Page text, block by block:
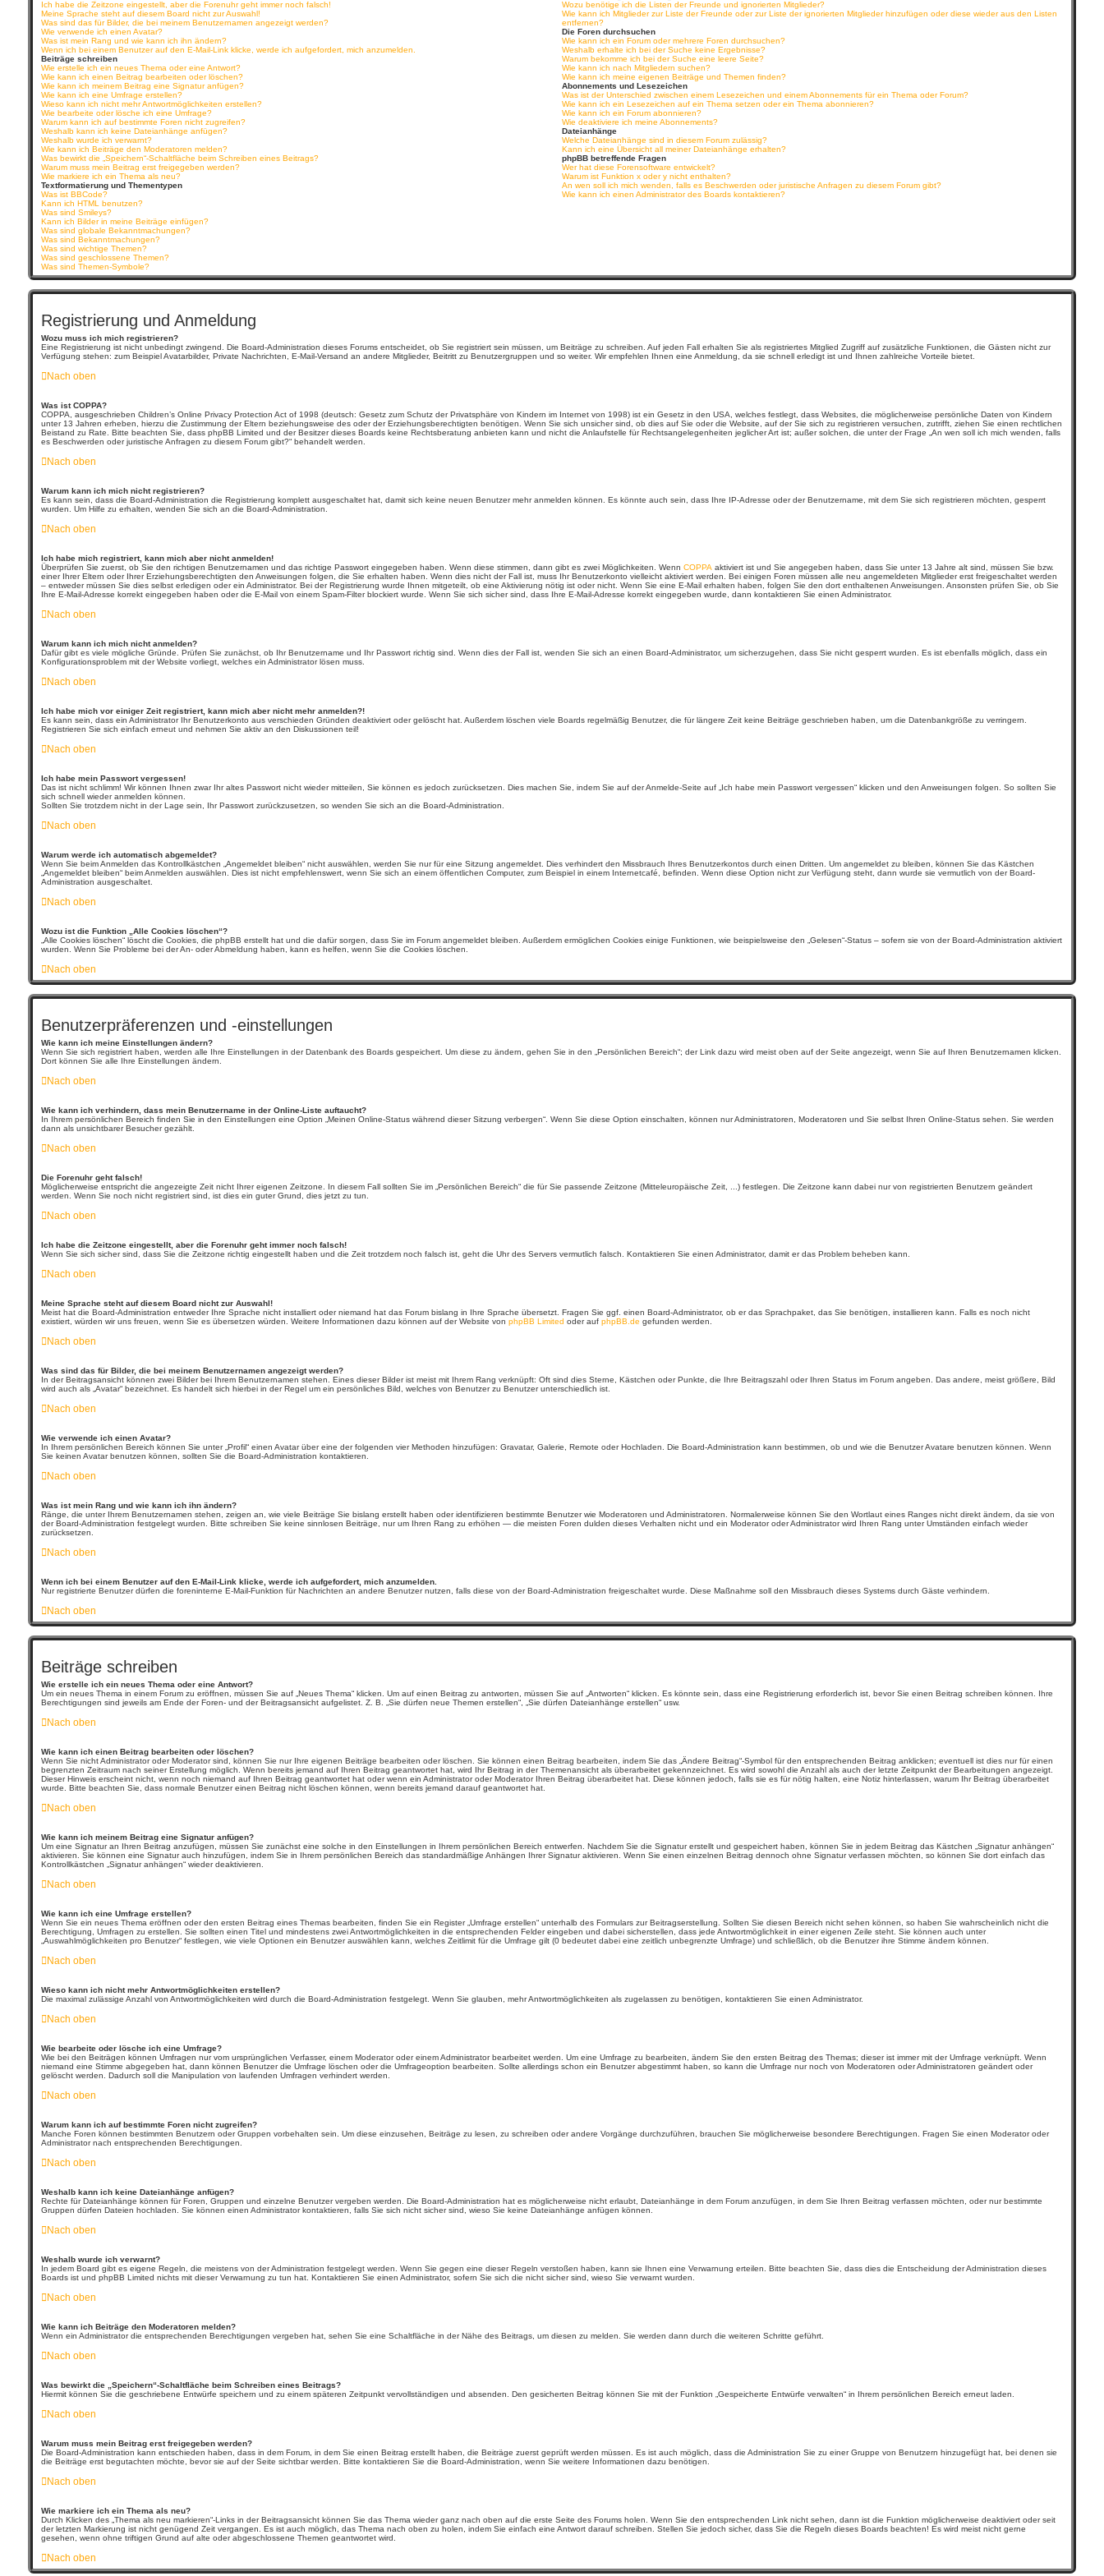
Ich habe die Zeitzone eingestellt, aber die Forenuhr geht immer noch falsch!
Meine Sprache steht auf diesem Board nicht zur Auswahl!
Was sind das für Bilder, die bei meinem Benutzernamen angezeigt werden?
Wie verwende ich einen Avatar?
Was ist mein Rang und wie kann ich ihn ändern?
Wenn ich bei einem Benutzer auf den E-Mail-Link klicke, werde ich aufgefordert, mich anzumelden.
Beiträge schreiben
Wie erstelle ich ein neues Thema oder eine Antwort?
Wie kann ich einen Beitrag bearbeiten oder löschen?
Wie kann ich meinem Beitrag eine Signatur anfügen?
Wie kann ich eine Umfrage erstellen?
Wieso kann ich nicht mehr Antwortmöglichkeiten erstellen?
Wie bearbeite oder lösche ich eine Umfrage?
Warum kann ich auf bestimmte Foren nicht zugreifen?
Weshalb kann ich keine Dateianhänge anfügen?
Weshalb wurde ich verwarnt?
Wie kann ich Beiträge den Moderatoren melden?
Was bewirkt die „Speichern“-Schaltfläche beim Schreiben eines Beitrags?
Warum muss mein Beitrag erst freigegeben werden?
Wie markiere ich ein Thema als neu?
Textformatierung und Thementypen
Was ist BBCode?
Kann ich HTML benutzen?
Was sind Smileys?
Kann ich Bilder in meine Beiträge einfügen?
Was sind globale Bekanntmachungen?
Was sind Bekanntmachungen?
Was sind wichtige Themen?
Was sind geschlossene Themen?
Was sind Themen-Symbole?
Wozu benötige ich die Listen der Freunde und ignorierten Mitglieder?
Wie kann ich Mitglieder zur Liste der Freunde oder zur Liste der ignorierten Mitglieder hinzufügen oder diese wieder aus den Listen
entfernen?
Die Foren durchsuchen
Wie kann ich ein Forum oder mehrere Foren durchsuchen?
Weshalb erhalte ich bei der Suche keine Ergebnisse?
Warum bekomme ich bei der Suche eine leere Seite?
Wie kann ich nach Mitgliedern suchen?
Wie kann ich meine eigenen Beiträge und Themen finden?
Abonnements und Lesezeichen
Was ist der Unterschied zwischen einem Lesezeichen und einem Abonnements für ein Thema oder Forum?
Wie kann ich ein Lesezeichen auf ein Thema setzen oder ein Thema abonnieren?
Wie kann ich ein Forum abonnieren?
Wie deaktiviere ich meine Abonnements?
Dateianhänge
Welche Dateianhänge sind in diesem Forum zulässig?
Kann ich eine Übersicht all meiner Dateianhänge erhalten?
phpBB betreffende Fragen
Wer hat diese Forensoftware entwickelt?
Warum ist Funktion x oder y nicht enthalten?
An wen soll ich mich wenden, falls es Beschwerden oder juristische Anfragen zu diesem Forum gibt?
Wie kann ich einen Administrator des Boards kontaktieren?
Registrierung und Anmeldung
Wozu muss ich mich registrieren?
Eine Registrierung ist nicht unbedingt zwingend. Die Board-Administration dieses Forums entscheidet, ob Sie registriert sein müssen, um Beiträge zu schreiben. Auf jeden Fall erhalten Sie als registriertes Mitglied Zugriff auf zusätzliche Funktionen, die Gästen nicht zur
Verfügung stehen: zum Beispiel Avatarbilder, Private Nachrichten, E-Mail-Versand an andere Mitglieder, Beitritt zu Benutzergruppen und so weiter. Wir empfehlen Ihnen eine Anmeldung, da sie schnell erledigt ist und Ihnen zahlreiche Vorteile bietet.
Nach oben
Was ist COPPA?
COPPA, ausgeschrieben Children’s Online Privacy Protection Act of 1998 (deutsch: Gesetz zum Schutz der Privatsphäre von Kindern im Internet von 1998) ist ein Gesetz in den USA, welches festlegt, dass Websites, die möglicherweise persönliche Daten von Kindern
unter 13 Jahren erheben, hierzu die Zustimmung der Eltern beziehungsweise des oder der Erziehungsberechtigten benötigen. Wenn Sie sich unsicher sind, ob dies auf Sie oder die Website, auf der Sie sich zu registrieren versuchen, zutrifft, ziehen Sie einen rechtlichen
Beistand zu Rate. Bitte beachten Sie, dass phpBB Limited und der Besitzer dieses Boards keine Rechtsberatung anbieten kann und nicht die Anlaufstelle für Rechtsangelegenheiten jeglicher Art ist; außer solchen, die unter der Frage „An wen soll ich mich wenden, falls
es Beschwerden oder juristische Anfragen zu diesem Forum gibt?“ behandelt werden.
Nach oben
Warum kann ich mich nicht registrieren?
Es kann sein, dass die Board-Administration die Registrierung komplett ausgeschaltet hat, damit sich keine neuen Benutzer mehr anmelden können. Es könnte auch sein, dass Ihre IP-Adresse oder der Benutzername, mit dem Sie sich registrieren möchten, gesperrt
wurden. Um Hilfe zu erhalten, wenden Sie sich an die Board-Administration.
Nach oben
Ich habe mich registriert, kann mich aber nicht anmelden!
Überprüfen Sie zuerst, ob Sie den richtigen Benutzernamen und das richtige Passwort eingegeben haben. Wenn diese stimmen, dann gibt es zwei Möglichkeiten. Wenn COPPA aktiviert ist und Sie angegeben haben, dass Sie unter 13 Jahre alt sind, müssen Sie bzw.
einer Ihrer Eltern oder Ihrer Erziehungsberechtigten den Anweisungen folgen, die Sie erhalten haben. Wenn dies nicht der Fall ist, muss Ihr Benutzerkonto vielleicht aktiviert werden. Bei einigen Foren müssen alle neu angemeldeten Mitglieder erst freigeschaltet werden
– entweder müssen Sie dies selbst erledigen oder ein Administrator. Bei der Registrierung wurde Ihnen mitgeteilt, ob eine Aktivierung nötig ist oder nicht. Wenn Sie eine E-Mail erhalten haben, folgen Sie den dort enthaltenen Anweisungen. Ansonsten prüfen Sie, ob Sie
Ihre E-Mail-Adresse korrekt eingegeben haben oder die E-Mail von einem Spam-Filter blockiert wurde. Wenn Sie sich sicher sind, dass Ihre E-Mail-Adresse korrekt eingegeben wurde, dann kontaktieren Sie einen Administrator.
Nach oben
Warum kann ich mich nicht anmelden?
Dafür gibt es viele mögliche Gründe. Prüfen Sie zunächst, ob Ihr Benutzername und Ihr Passwort richtig sind. Wenn dies der Fall ist, wenden Sie sich an einen Board-Administrator, um sicherzugehen, dass Sie nicht gesperrt wurden. Es ist ebenfalls möglich, dass ein
Konfigurationsproblem mit der Website vorliegt, welches ein Administrator lösen muss.
Nach oben
Ich habe mich vor einiger Zeit registriert, kann mich aber nicht mehr anmelden?!
Es kann sein, dass ein Administrator Ihr Benutzerkonto aus verschieden Gründen deaktiviert oder gelöscht hat. Außerdem löschen viele Boards regelmäßig Benutzer, die für längere Zeit keine Beiträge geschrieben haben, um die Datenbankgröße zu verringern.
Registrieren Sie sich einfach erneut und nehmen Sie aktiv an den Diskussionen teil!
Nach oben
Ich habe mein Passwort vergessen!
Das ist nicht schlimm! Wir können Ihnen zwar Ihr altes Passwort nicht wieder mitteilen, Sie können es jedoch zurücksetzen. Dies machen Sie, indem Sie auf der Anmelde-Seite auf „Ich habe mein Passwort vergessen“ klicken und den Anweisungen folgen. So sollten Sie
sich schnell wieder anmelden können.
Sollten Sie trotzdem nicht in der Lage sein, Ihr Passwort zurückzusetzen, so wenden Sie sich an die Board-Administration.
Nach oben
Warum werde ich automatisch abgemeldet?
Wenn Sie beim Anmelden das Kontrollkästchen „Angemeldet bleiben“ nicht auswählen, werden Sie nur für eine Sitzung angemeldet. Dies verhindert den Missbrauch Ihres Benutzerkontos durch einen Dritten. Um angemeldet zu bleiben, können Sie das Kästchen
„Angemeldet bleiben“ beim Anmelden auswählen. Dies ist nicht empfehlenswert, wenn Sie sich an einem öffentlichen Computer, zum Beispiel in einem Internetcafé, befinden. Wenn diese Option nicht zur Verfügung steht, dann wurde sie vermutlich von der Board-
Administration ausgeschaltet.
Nach oben
Wozu ist die Funktion „Alle Cookies löschen“?
„Alle Cookies löschen“ löscht die Cookies, die phpBB erstellt hat und die dafür sorgen, dass Sie im Forum angemeldet bleiben. Außerdem ermöglichen Cookies einige Funktionen, wie beispielsweise den „Gelesen“-Status – sofern sie von der Board-Administration aktiviert
wurden. Wenn Sie Probleme bei der An- oder Abmeldung haben, kann es helfen, wenn Sie die Cookies löschen.
Nach oben
Benutzerpräferenzen und -einstellungen
Wie kann ich meine Einstellungen ändern?
Wenn Sie sich registriert haben, werden alle Ihre Einstellungen in der Datenbank des Boards gespeichert. Um diese zu ändern, gehen Sie in den „Persönlichen Bereich“; der Link dazu wird meist oben auf der Seite angezeigt, wenn Sie auf Ihren Benutzernamen klicken.
Dort können Sie alle Ihre Einstellungen ändern.
Nach oben
Wie kann ich verhindern, dass mein Benutzername in der Online-Liste auftaucht?
In Ihrem persönlichen Bereich finden Sie in den Einstellungen eine Option „Meinen Online-Status während dieser Sitzung verbergen“. Wenn Sie diese Option einschalten, können nur Administratoren, Moderatoren und Sie selbst Ihren Online-Status sehen. Sie werden
dann als unsichtbarer Besucher gezählt.
Nach oben
Die Forenuhr geht falsch!
Möglicherweise entspricht die angezeigte Zeit nicht Ihrer eigenen Zeitzone. In diesem Fall sollten Sie im „Persönlichen Bereich“ die für Sie passende Zeitzone (Mitteleuropäische Zeit, ...) festlegen. Die Zeitzone kann dabei nur von registrierten Benutzern geändert
werden. Wenn Sie noch nicht registriert sind, ist dies ein guter Grund, dies jetzt zu tun.
Nach oben
Ich habe die Zeitzone eingestellt, aber die Forenuhr geht immer noch falsch!
Wenn Sie sich sicher sind, dass Sie die Zeitzone richtig eingestellt haben und die Zeit trotzdem noch falsch ist, geht die Uhr des Servers vermutlich falsch. Kontaktieren Sie einen Administrator, damit er das Problem beheben kann.
Nach oben
Meine Sprache steht auf diesem Board nicht zur Auswahl!
Meist hat die Board-Administration entweder Ihre Sprache nicht installiert oder niemand hat das Forum bislang in Ihre Sprache übersetzt. Fragen Sie ggf. einen Board-Administrator, ob er das Sprachpaket, das Sie benötigen, installieren kann. Falls es noch nicht
existiert, würden wir uns freuen, wenn Sie es übersetzen würden. Weitere Informationen dazu können auf der Website von phpBB Limited oder auf phpBB.de gefunden werden.
Nach oben
Was sind das für Bilder, die bei meinem Benutzernamen angezeigt werden?
In der Beitragsansicht können zwei Bilder bei Ihrem Benutzernamen stehen. Eines dieser Bilder ist meist mit Ihrem Rang verknüpft: Oft sind dies Sterne, Kästchen oder Punkte, die Ihre Beitragszahl oder Ihren Status im Forum angeben. Das andere, meist größere, Bild
wird auch als „Avatar“ bezeichnet. Es handelt sich hierbei in der Regel um ein persönliches Bild, welches von Benutzer zu Benutzer unterschiedlich ist.
Nach oben
Wie verwende ich einen Avatar?
In Ihrem persönlichen Bereich können Sie unter „Profil“ einen Avatar über eine der folgenden vier Methoden hinzufügen: Gravatar, Galerie, Remote oder Hochladen. Die Board-Administration kann bestimmen, ob und wie die Benutzer Avatare benutzen können. Wenn
Sie keinen Avatar benutzen können, sollten Sie die Board-Administration kontaktieren.
Nach oben
Was ist mein Rang und wie kann ich ihn ändern?
Ränge, die unter Ihrem Benutzernamen stehen, zeigen an, wie viele Beiträge Sie bislang erstellt haben oder identifizieren bestimmte Benutzer wie Moderatoren und Administratoren. Normalerweise können Sie den Wortlaut eines Ranges nicht direkt ändern, da sie von
der Board-Administration festgelegt wurden. Bitte schreiben Sie keine sinnlosen Beiträge, nur um Ihren Rang zu erhöhen — die meisten Foren dulden dieses Verhalten nicht und ein Moderator oder Administrator wird Ihren Rang unter Umständen einfach wieder
zurücksetzen.
Nach oben
Wenn ich bei einem Benutzer auf den E-Mail-Link klicke, werde ich aufgefordert, mich anzumelden.
Nur registrierte Benutzer dürfen die foreninterne E-Mail-Funktion für Nachrichten an andere Benutzer nutzen, falls diese von der Board-Administration freigeschaltet wurde. Diese Maßnahme soll den Missbrauch dieses Systems durch Gäste verhindern.
Nach oben
Beiträge schreiben
Wie erstelle ich ein neues Thema oder eine Antwort?
Um ein neues Thema in einem Forum zu eröffnen, müssen Sie auf „Neues Thema“ klicken. Um auf einen Beitrag zu antworten, müssen Sie auf „Antworten“ klicken. Es könnte sein, dass eine Registrierung erforderlich ist, bevor Sie einen Beitrag schreiben können. Ihre
Berechtigungen sind jeweils am Ende der Foren- und der Beitragsansicht aufgelistet. Z. B. „Sie dürfen neue Themen erstellen“, „Sie dürfen Dateianhänge erstellen“ usw.
Nach oben
Wie kann ich einen Beitrag bearbeiten oder löschen?
Wenn Sie nicht Administrator oder Moderator sind, können Sie nur Ihre eigenen Beiträge bearbeiten oder löschen. Sie können einen Beitrag bearbeiten, indem Sie das „Ändere Beitrag“-Symbol für den entsprechenden Beitrag anklicken; eventuell ist dies nur für einen
begrenzten Zeitraum nach seiner Erstellung möglich. Wenn bereits jemand auf Ihren Beitrag geantwortet hat, wird Ihr Beitrag in der Themenansicht als überarbeitet gekennzeichnet. Es wird sowohl die Anzahl als auch der letzte Zeitpunkt der Bearbeitungen angezeigt.
Dieser Hinweis erscheint nicht, wenn noch niemand auf Ihren Beitrag geantwortet hat oder wenn ein Administrator oder Moderator Ihren Beitrag überarbeitet hat. Diese können jedoch, falls sie es für nötig halten, eine Notiz hinterlassen, warum Ihr Beitrag überarbeitet
wurde. Bitte beachten Sie, dass normale Benutzer einen Beitrag nicht löschen können, wenn bereits jemand darauf geantwortet hat.
Nach oben
Wie kann ich meinem Beitrag eine Signatur anfügen?
Um eine Signatur an Ihren Beitrag anzufügen, müssen Sie zunächst eine solche in den Einstellungen in Ihrem persönlichen Bereich entwerfen. Nachdem Sie die Signatur erstellt und gespeichert haben, können Sie in jedem Beitrag das Kästchen „Signatur anhängen“
aktivieren. Sie können eine Signatur auch hinzufügen, indem Sie in Ihrem persönlichen Bereich das standardmäßige Anhängen Ihrer Signatur aktivieren. Wenn Sie einen einzelnen Beitrag dennoch ohne Signatur verfassen möchten, so können Sie dort einfach das
Kontrollkästchen „Signatur anhängen“ wieder deaktivieren.
Nach oben
Wie kann ich eine Umfrage erstellen?
Wenn Sie ein neues Thema eröffnen oder den ersten Beitrag eines Themas bearbeiten, finden Sie ein Register „Umfrage erstellen“ unterhalb des Formulars zur Beitragserstellung. Sollten Sie diesen Bereich nicht sehen können, so haben Sie wahrscheinlich nicht die
Berechtigung, Umfragen zu erstellen. Sie sollten einen Titel und mindestens zwei Antwortmöglichkeiten in die entsprechenden Felder eingeben und dabei sicherstellen, dass jede Antwortmöglichkeit in einer eigenen Zeile steht. Sie können auch unter
„Auswahlmöglichkeiten pro Benutzer“ festlegen, wie viele Optionen ein Benutzer auswählen kann, welches Zeitlimit für die Umfrage gilt (0 bedeutet dabei eine zeitlich unbegrenzte Umfrage) und schließlich, ob die Benutzer ihre Stimme ändern können.
Nach oben
Wieso kann ich nicht mehr Antwortmöglichkeiten erstellen?
Die maximal zulässige Anzahl von Antwortmöglichkeiten wird durch die Board-Administration festgelegt. Wenn Sie glauben, mehr Antwortmöglichkeiten als zugelassen zu benötigen, kontaktieren Sie einen Administrator.
Nach oben
Wie bearbeite oder lösche ich eine Umfrage?
Wie bei den Beiträgen können Umfragen nur vom ursprünglichen Verfasser, einem Moderator oder einem Administrator bearbeitet werden. Um eine Umfrage zu bearbeiten, ändern Sie den ersten Beitrag des Themas; dieser ist immer mit der Umfrage verknüpft. Wenn
niemand eine Stimme abgegeben hat, dann können Benutzer die Umfrage löschen oder die Umfrageoption bearbeiten. Sollte allerdings schon ein Benutzer abgestimmt haben, so kann die Umfrage nur noch von Moderatoren oder Administratoren geändert oder
gelöscht werden. Dadurch soll die Manipulation von laufenden Umfragen verhindert werden.
Nach oben
Warum kann ich auf bestimmte Foren nicht zugreifen?
Manche Foren können bestimmten Benutzern oder Gruppen vorbehalten sein. Um diese einzusehen, Beiträge zu lesen, zu schreiben oder andere Vorgänge durchzuführen, brauchen Sie möglicherweise besondere Berechtigungen. Fragen Sie einen Moderator oder
Administrator nach entsprechenden Berechtigungen.
Nach oben
Weshalb kann ich keine Dateianhänge anfügen?
Rechte für Dateianhänge können für Foren, Gruppen und einzelne Benutzer vergeben werden. Die Board-Administration hat es möglicherweise nicht erlaubt, Dateianhänge in dem Forum anzufügen, in dem Sie Ihren Beitrag verfassen möchten, oder nur bestimmte
Gruppen dürfen Dateien hochladen. Sie können einen Administrator kontaktieren, falls Sie sich nicht sicher sind, wieso Sie keine Dateianhänge anfügen können.
Nach oben
Weshalb wurde ich verwarnt?
In jedem Board gibt es eigene Regeln, die meistens von der Administration festgelegt werden. Wenn Sie gegen eine dieser Regeln verstoßen haben, kann sie Ihnen eine Verwarnung erteilen. Bitte beachten Sie, dass dies die Entscheidung der Administration dieses
Boards ist und phpBB Limited nichts mit dieser Verwarnung zu tun hat. Kontaktieren Sie einen Administrator, sofern Sie sich die nicht sicher sind, wieso Sie verwarnt wurden.
Nach oben
Wie kann ich Beiträge den Moderatoren melden?
Wenn ein Administrator die entsprechenden Berechtigungen vergeben hat, sehen Sie eine Schaltfläche in der Nähe des Beitrags, um diesen zu melden. Sie werden dann durch die weiteren Schritte geführt.
Nach oben
Was bewirkt die „Speichern“-Schaltfläche beim Schreiben eines Beitrags?
Hiermit können Sie die geschriebene Entwürfe speichern und zu einem späteren Zeitpunkt vervollständigen und absenden. Den gesicherten Beitrag können Sie mit der Funktion „Gespeicherte Entwürfe verwalten“ in Ihrem persönlichen Bereich erneut laden.
Nach oben
Warum muss mein Beitrag erst freigegeben werden?
Die Board-Administration kann entschieden haben, dass in dem Forum, in dem Sie einen Beitrag erstellt haben, die Beiträge zuerst geprüft werden müssen. Es ist auch möglich, dass die Administration Sie zu einer Gruppe von Benutzern hinzugefügt hat, bei denen sie
die Beiträge erst begutachten möchte, bevor sie auf der Seite sichtbar werden. Bitte kontaktieren Sie die Board-Administration, wenn Sie weitere Informationen dazu benötigen.
Nach oben
Wie markiere ich ein Thema als neu?
Durch Klicken des „Thema als neu markieren“-Links in der Beitragsansicht können Sie das Thema wieder ganz nach oben auf die erste Seite des Forums holen. Wenn Sie den entsprechenden Link nicht sehen, dann ist die Funktion möglicherweise deaktiviert oder seit
der letzten Markierung ist nicht genügend Zeit vergangen. Es ist auch möglich, das Thema nach oben zu holen, indem Sie einfach eine Antwort darauf schreiben. Stellen Sie jedoch sicher, dass Sie die Regeln dieses Boards beachten! Es wird meist nicht gerne
gesehen, wenn ohne triftigen Grund auf alte oder abgeschlossene Themen geantwortet wird.
Nach oben